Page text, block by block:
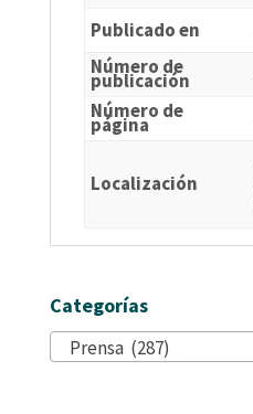
Publicado en
Número de
publicación
Número de
página
Localización
Categorías
Prensa (287)